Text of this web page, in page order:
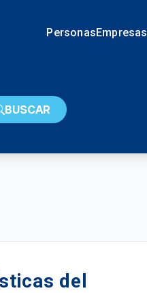
PersonasEmpresas
BUSCAR
del